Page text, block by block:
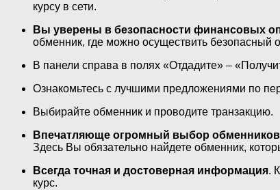
курсу в сети.
Вы уверены в безопасности финансовых
обменник, где можно осуществить безопасный
В панели справа в полях «Отдадите» –
Ознакомьтесь с лучшими предложениями по
Выбирайте обменник и проводите транзакцию.
Впечатляюще огромный выбор
Здесь Вы обязательно найдете обменник,
Всегда точная и достоверная информация.
курс.